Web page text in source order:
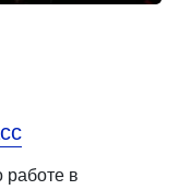
работе в